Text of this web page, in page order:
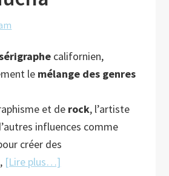
californien,
le mélange des genres
et de rock, l’artiste
influences comme
créer des
[Lire plus…]